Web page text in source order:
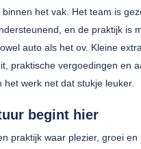
het vak. Het team is
en de praktijk is
auto als het ov. Kleine
praktische vergoedingen en
het werk net dat stukje leuker.
begint hier
praktijk waar plezier, groei en